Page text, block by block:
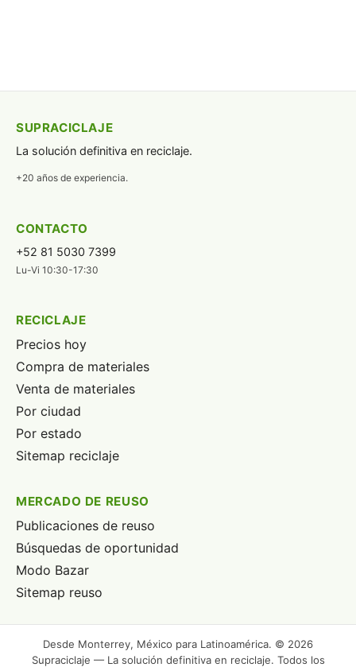
SUPRACICLAJE
La solución definitiva en reciclaje.
+20 años de experiencia.
CONTACTO
+52 81 5030 7399
Lu-Vi 10:30-17:30
RECICLAJE
Precios hoy
Compra de materiales
Venta de materiales
Por ciudad
Por estado
Sitemap reciclaje
MERCADO DE REUSO
Publicaciones de reuso
Búsquedas de oportunidad
Modo Bazar
Sitemap reuso
Desde Monterrey, México para Latinoamérica. © 2026
Supraciclaje — La solución definitiva en reciclaje. Todos los